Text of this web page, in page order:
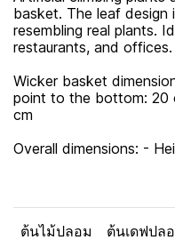
basket. The leaf design
resembling real plants.
restaurants, and
Wicker basket
point to the bottom: 20
cm
Overall dimensions: -
ต้นไม้ปลอม ต้นเดฟปล